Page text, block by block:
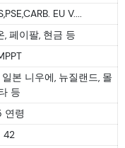
EU V....
, 페이팔, 현금 등
본 니우에, 뉴질랜드, 몰
등
연령
42